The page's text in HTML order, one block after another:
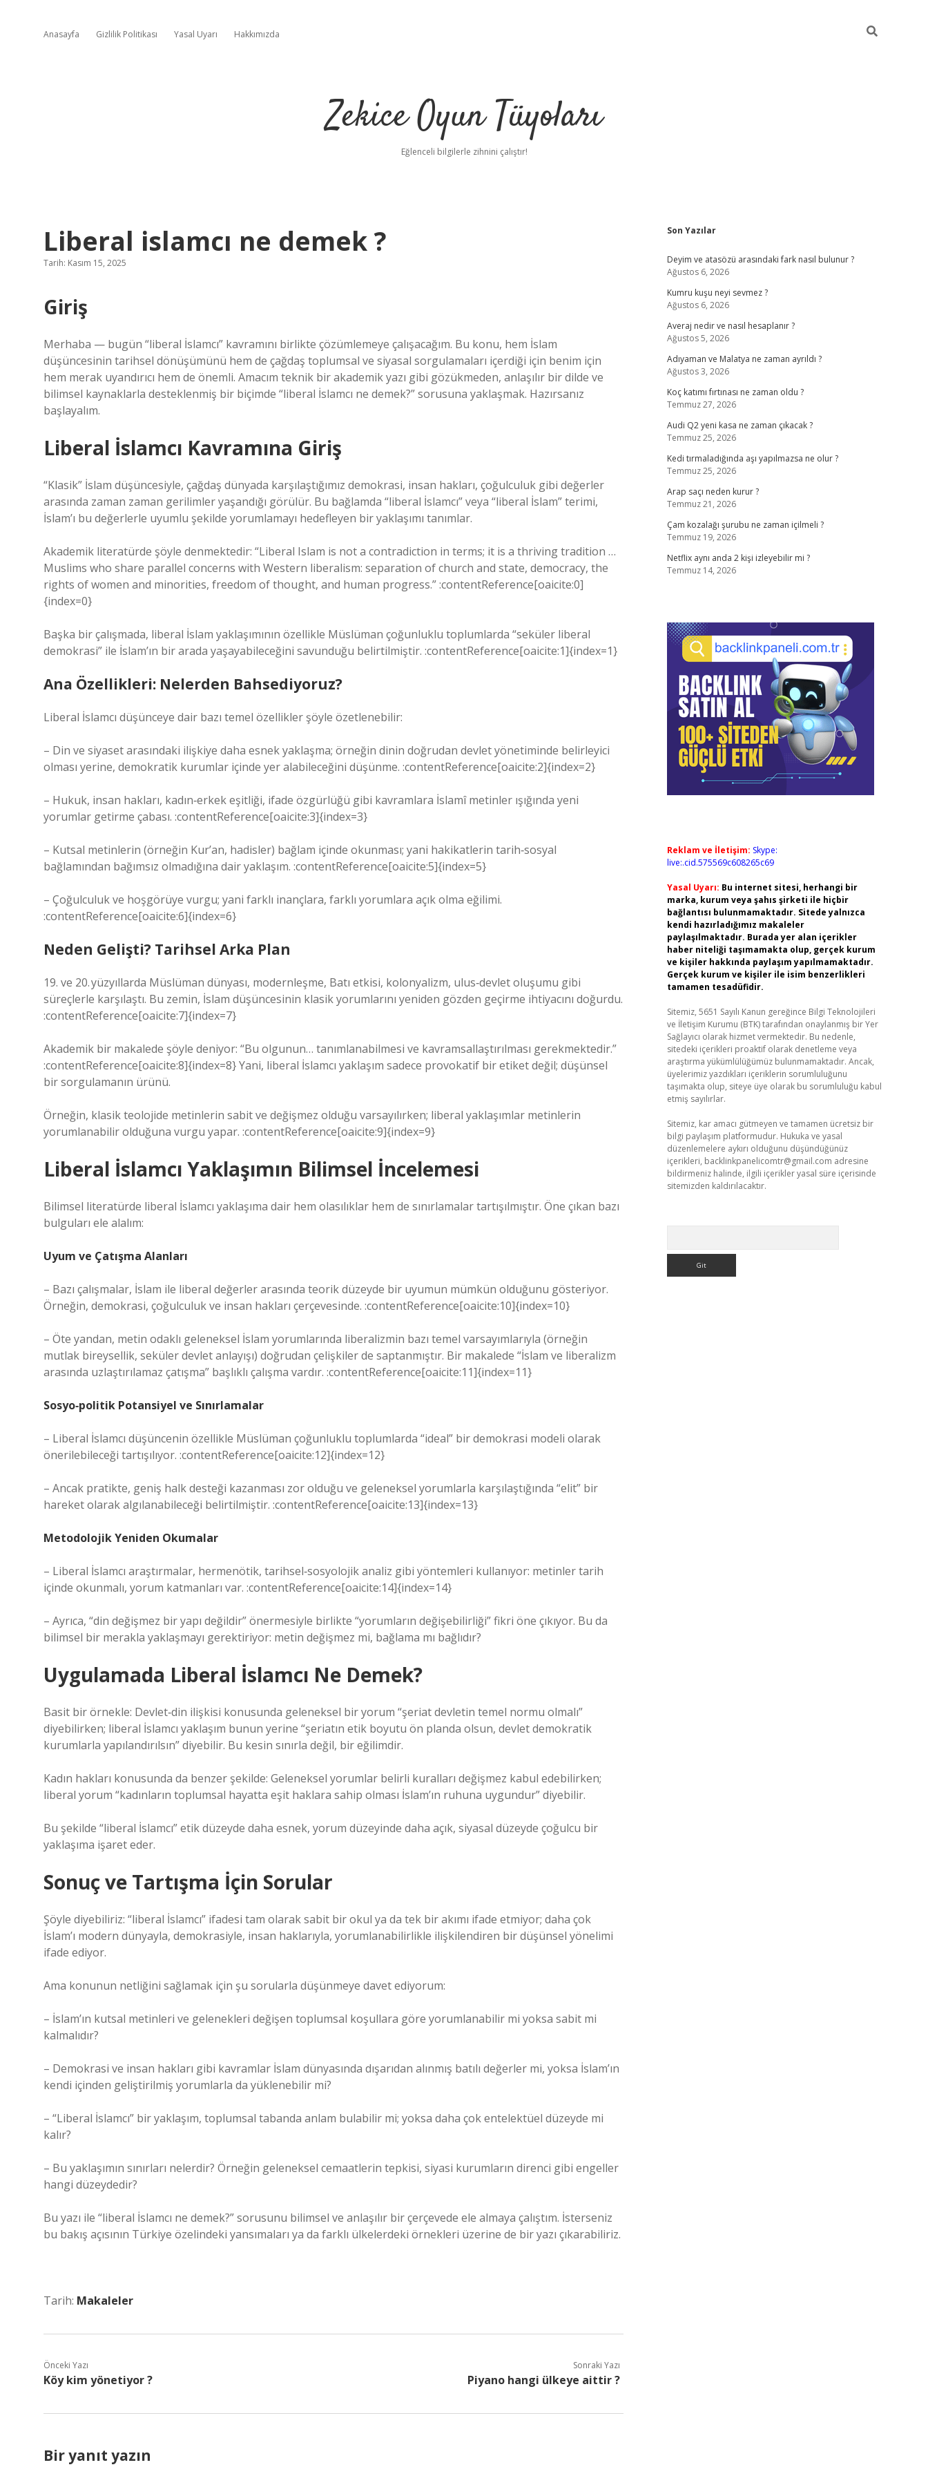
Anasayfa Gizlilik Politikası Yasal Uyarı Hakkımızda
Zekice Oyun Tüyoları
Eğlenceli bilgilerle zihnini çalıştır!
Liberal islamcı ne demek ?
Tarih: Kasım 15, 2025
Giriş
Merhaba — bugün “liberal İslamcı” kavramını birlikte çözümlemeye çalışacağım. Bu konu, hem İslam
düşüncesinin tarihsel dönüşümünü hem de çağdaş toplumsal ve siyasal sorgulamaları içerdiği için benim için
hem merak uyandırıcı hem de önemli. Amacım teknik bir akademik yazı gibi gözükmeden, anlaşılır bir dilde ve
bilimsel kaynaklarla desteklenmiş bir biçimde “liberal İslamcı ne demek?” sorusuna yaklaşmak. Hazırsanız
başlayalım.
Liberal İslamcı Kavramına Giriş
“Klasik” İslam düşüncesiyle, çağdaş dünyada karşılaştığımız demokrasi, insan hakları, çoğulculuk gibi değerler
arasında zaman zaman gerilimler yaşandığı görülür. Bu bağlamda “liberal İslamcı” veya “liberal İslam” terimi,
İslam’ı bu değerlerle uyumlu şekilde yorumlamayı hedefleyen bir yaklaşımı tanımlar.
Akademik literatürde şöyle denmektedir: “Liberal Islam is not a contradiction in terms; it is a thriving tradition …
Muslims who share parallel concerns with Western liberalism: separation of church and state, democracy, the
rights of women and minorities, freedom of thought, and human progress.” :contentReference[oaicite:0]
{index=0}
Başka bir çalışmada, liberal İslam yaklaşımının özellikle Müslüman çoğunluklu toplumlarda “seküler liberal
demokrasi” ile İslam’ın bir arada yaşayabileceğini savunduğu belirtilmiştir. :contentReference[oaicite:1]{index=1}
Ana Özellikleri: Nelerden Bahsediyoruz?
Liberal İslamcı düşünceye dair bazı temel özellikler şöyle özetlenebilir:
– Din ve siyaset arasındaki ilişkiye daha esnek yaklaşma; örneğin dinin doğrudan devlet yönetiminde belirleyici
olması yerine, demokratik kurumlar içinde yer alabileceğini düşünme. :contentReference[oaicite:2]{index=2}
– Hukuk, insan hakları, kadın‐erkek eşitliği, ifade özgürlüğü gibi kavramlara İslamî metinler ışığında yeni
yorumlar getirme çabası. :contentReference[oaicite:3]{index=3}
– Kutsal metinlerin (örneğin Kur’an, hadisler) bağlam içinde okunması; yani hakikatlerin tarih‑sosyal
bağlamından bağımsız olmadığına dair yaklaşım. :contentReference[oaicite:5]{index=5}
– Çoğulculuk ve hoşgörüye vurgu; yani farklı inançlara, farklı yorumlara açık olma eğilimi.
:contentReference[oaicite:6]{index=6}
Neden Gelişti? Tarihsel Arka Plan
19. ve 20. yüzyıllarda Müslüman dünyası, modernleşme, Batı etkisi, kolonyalizm, ulus‐devlet oluşumu gibi
süreçlerle karşılaştı. Bu zemin, İslam düşüncesinin klasik yorumlarını yeniden gözden geçirme ihtiyacını doğurdu.
:contentReference[oaicite:7]{index=7}
Akademik bir makalede şöyle deniyor: “Bu olgunun… tanımlanabilmesi ve kavramsallaştırılması gerekmektedir.”
:contentReference[oaicite:8]{index=8} Yani, liberal İslamcı yaklaşım sadece provokatif bir etiket değil; düşünsel
bir sorgulamanın ürünü.
Örneğin, klasik teolojide metinlerin sabit ve değişmez olduğu varsayılırken; liberal yaklaşımlar metinlerin
yorumlanabilir olduğuna vurgu yapar. :contentReference[oaicite:9]{index=9}
Liberal İslamcı Yaklaşımın Bilimsel İncelemesi
Bilimsel literatürde liberal İslamcı yaklaşıma dair hem olasılıklar hem de sınırlamalar tartışılmıştır. Öne çıkan bazı
bulguları ele alalım:
Uyum ve Çatışma Alanları
– Bazı çalışmalar, İslam ile liberal değerler arasında teorik düzeyde bir uyumun mümkün olduğunu gösteriyor.
Örneğin, demokrasi, çoğulculuk ve insan hakları çerçevesinde. :contentReference[oaicite:10]{index=10}
– Öte yandan, metin odaklı geleneksel İslam yorumlarında liberalizmin bazı temel varsayımlarıyla (örneğin
mutlak bireysellik, seküler devlet anlayışı) doğrudan çelişkiler de saptanmıştır. Bir makalede “İslam ve liberalizm
arasında uzlaştırılamaz çatışma” başlıklı çalışma vardır. :contentReference[oaicite:11]{index=11}
Sosyo‐politik Potansiyel ve Sınırlamalar
– Liberal İslamcı düşüncenin özellikle Müslüman çoğunluklu toplumlarda “ideal” bir demokrasi modeli olarak
önerilebileceği tartışılıyor. :contentReference[oaicite:12]{index=12}
– Ancak pratikte, geniş halk desteği kazanması zor olduğu ve geleneksel yorumlarla karşılaştığında “elit” bir
hareket olarak algılanabileceği belirtilmiştir. :contentReference[oaicite:13]{index=13}
Metodolojik Yeniden Okumalar
– Liberal İslamcı araştırmalar, hermenötik, tarihsel‐sosyolojik analiz gibi yöntemleri kullanıyor: metinler tarih
içinde okunmalı, yorum katmanları var. :contentReference[oaicite:14]{index=14}
– Ayrıca, “din değişmez bir yapı değildir” önermesiyle birlikte “yorumların değişebilirliği” fikri öne çıkıyor. Bu da
bilimsel bir merakla yaklaşmayı gerektiriyor: metin değişmez mi, bağlama mı bağlıdır?
Uygulamada Liberal İslamcı Ne Demek?
Basit bir örnekle: Devlet‐din ilişkisi konusunda geleneksel bir yorum “şeriat devletin temel normu olmalı”
diyebilirken; liberal İslamcı yaklaşım bunun yerine “şeriatın etik boyutu ön planda olsun, devlet demokratik
kurumlarla yapılandırılsın” diyebilir. Bu kesin sınırla değil, bir eğilimdir.
Kadın hakları konusunda da benzer şekilde: Geleneksel yorumlar belirli kuralları değişmez kabul edebilirken;
liberal yorum “kadınların toplumsal hayatta eşit haklara sahip olması İslam’ın ruhuna uygundur” diyebilir.
Bu şekilde “liberal İslamcı” etik düzeyde daha esnek, yorum düzeyinde daha açık, siyasal düzeyde çoğulcu bir
yaklaşıma işaret eder.
Sonuç ve Tartışma İçin Sorular
Şöyle diyebiliriz: “liberal İslamcı” ifadesi tam olarak sabit bir okul ya da tek bir akımı ifade etmiyor; daha çok
İslam’ı modern dünyayla, demokrasiyle, insan haklarıyla, yorumlanabilirlikle ilişkilendiren bir düşünsel yönelimi
ifade ediyor.
Ama konunun netliğini sağlamak için şu sorularla düşünmeye davet ediyorum:
– İslam’ın kutsal metinleri ve gelenekleri değişen toplumsal koşullara göre yorumlanabilir mi yoksa sabit mi
kalmalıdır?
– Demokrasi ve insan hakları gibi kavramlar İslam dünyasında dışarıdan alınmış batılı değerler mi, yoksa İslam’ın
kendi içinden geliştirilmiş yorumlarla da yüklenebilir mi?
– “Liberal İslamcı” bir yaklaşım, toplumsal tabanda anlam bulabilir mi; yoksa daha çok entelektüel düzeyde mi
kalır?
– Bu yaklaşımın sınırları nelerdir? Örneğin geleneksel cemaatlerin tepkisi, siyasi kurumların direnci gibi engeller
hangi düzeydedir?
Bu yazı ile “liberal İslamcı ne demek?” sorusunu bilimsel ve anlaşılır bir çerçevede ele almaya çalıştım. İsterseniz
bu bakış açısının Türkiye özelindeki yansımaları ya da farklı ülkelerdeki örnekleri üzerine de bir yazı çıkarabiliriz.
Tarih: Makaleler
Önceki Yazı
Köy kim yönetiyor ?
Sonraki Yazı
Piyano hangi ülkeye aittir ?
Bir yanıt yazın
Sidebar
Son Yazılar
Deyim ve atasözü arasındaki fark nasıl bulunur ?
Ağustos 6, 2026
Kumru kuşu neyi sevmez ?
Ağustos 6, 2026
Averaj nedir ve nasıl hesaplanır ?
Ağustos 5, 2026
Adıyaman ve Malatya ne zaman ayrıldı ?
Ağustos 3, 2026
Koç katımı fırtınası ne zaman oldu ?
Temmuz 27, 2026
Audi Q2 yeni kasa ne zaman çıkacak ?
Temmuz 25, 2026
Kedi tırmaladığında aşı yapılmazsa ne olur ?
Temmuz 25, 2026
Arap saçı neden kurur ?
Temmuz 21, 2026
Çam kozalağı şurubu ne zaman içilmeli ?
Temmuz 19, 2026
Netflix aynı anda 2 kişi izleyebilir mi ?
Temmuz 14, 2026
Reklam ve İletişim: Skype:
live:.cid.575569c608265c69
Yasal Uyarı: Bu internet sitesi, herhangi bir
marka, kurum veya şahıs şirketi ile hiçbir
bağlantısı bulunmamaktadır. Sitede yalnızca
kendi hazırladığımız makaleler
paylaşılmaktadır. Burada yer alan içerikler
haber niteliği taşımamakta olup, gerçek kurum
ve kişiler hakkında paylaşım yapılmamaktadır.
Gerçek kurum ve kişiler ile isim benzerlikleri
tamamen tesadüfidir.
Sitemiz, 5651 Sayılı Kanun gereğince Bilgi Teknolojileri
ve İletişim Kurumu (BTK) tarafından onaylanmış bir Yer
Sağlayıcı olarak hizmet vermektedir. Bu nedenle,
sitedeki içerikleri proaktif olarak denetleme veya
araştırma yükümlülüğümüz bulunmamaktadır. Ancak,
üyelerimiz yazdıkları içeriklerin sorumluluğunu
taşımakta olup, siteye üye olarak bu sorumluluğu kabul
etmiş sayılırlar.
Sitemiz, kar amacı gütmeyen ve tamamen ücretsiz bir
bilgi paylaşım platformudur. Hukuka ve yasal
düzenlemelere aykırı olduğunu düşündüğünüz
içerikleri, backlinkpanelicomtr@gmail.com adresine
bildirmeniz halinde, ilgili içerikler yasal süre içerisinde
sitemizden kaldırılacaktır.
vdcasino sitesigrandoperabet giriş